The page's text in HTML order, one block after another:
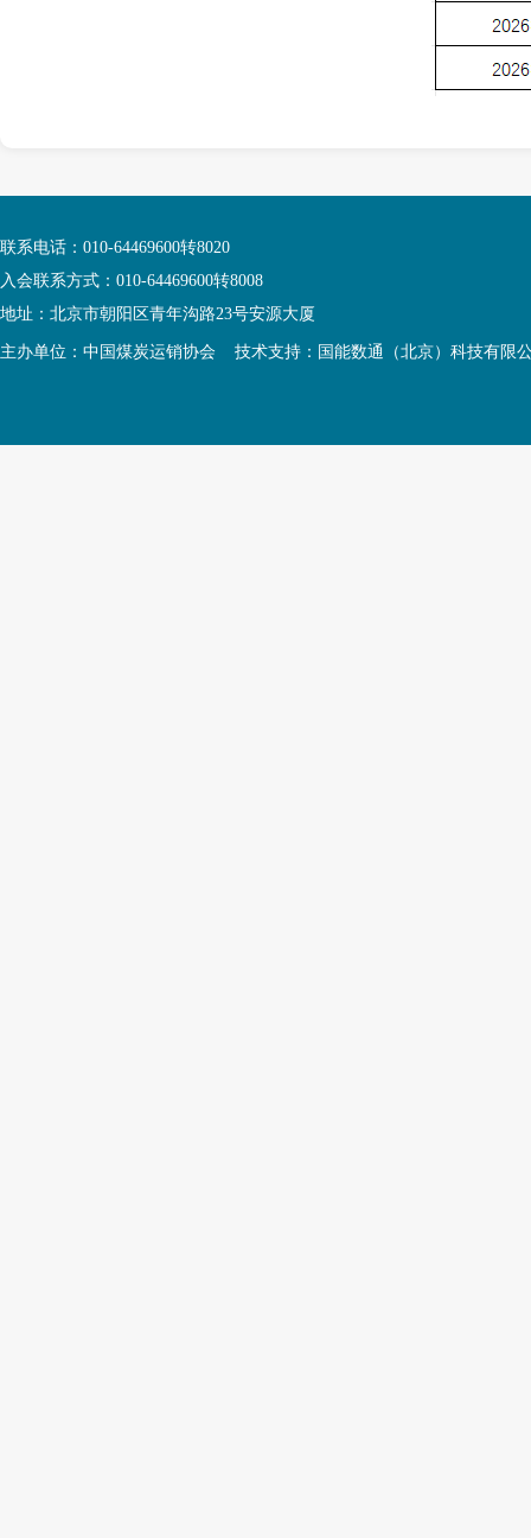
联系电话：010-64469600转8020
入会联系方式：010-64469600转8008
地址：北京市朝阳区青年沟路23号安源大厦
主办单位：中国煤炭运销协会 技术支持：国能数通（北京）科技有